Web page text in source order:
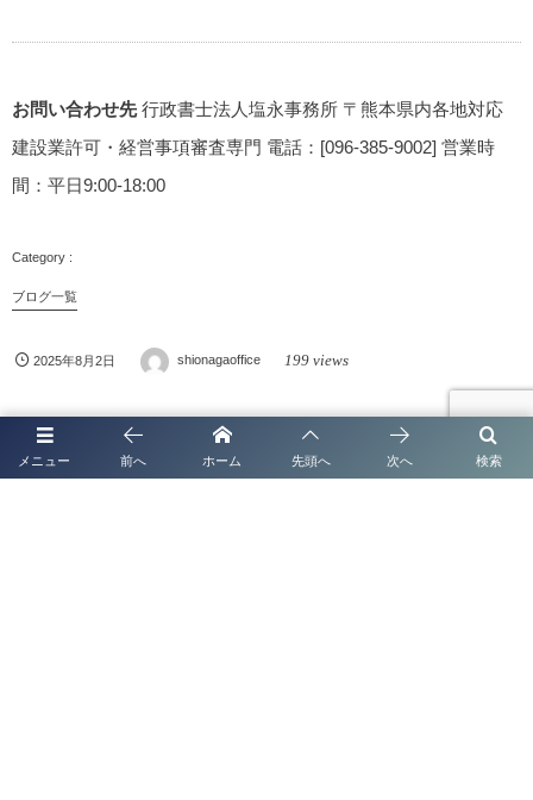
お問い合わせ先行政書士法人塩永事務所 〒熊本県内各地対応
建設業許可・経営事項審査専門 電話：[096-385-9002] 営業時
間：平日9:00-18:00
ブログ一覧
2025年8月2日 shionagaoffice 199 views
メニュー 検索
前へ ホーム 先頭へ 次へ